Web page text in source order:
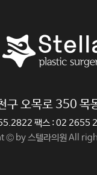
구 오목로 350 목
팩스 : 02
© by 스텔라의원 All